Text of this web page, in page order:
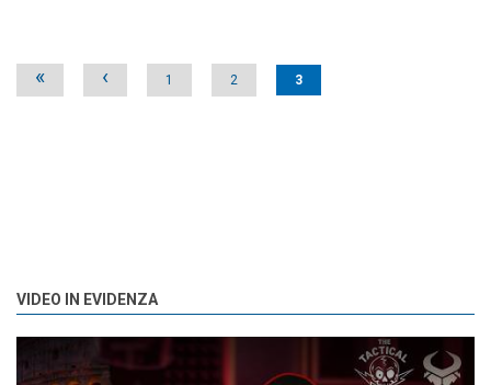
Pages
« ‹ 1 2 3
VIDEO IN EVIDENZA